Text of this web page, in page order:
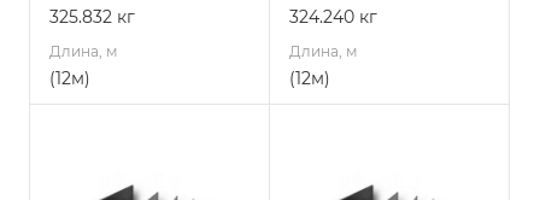
325.832 кг
Длина, м
(12м)
324.240 кг
Длина, м
(12м)